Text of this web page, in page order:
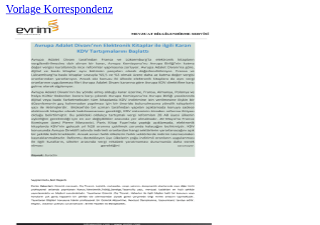
Vorlage Korrespondenz